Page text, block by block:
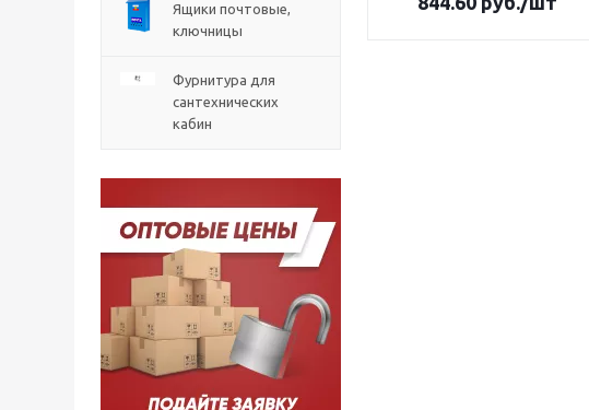
Ящики почтовые,
ключницы
Фурнитура для
сантехнических
кабин